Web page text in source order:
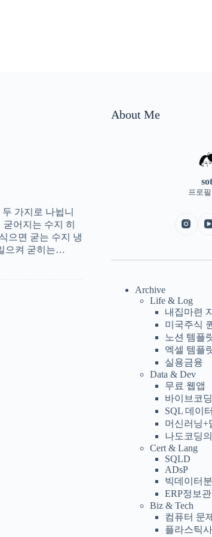
가지로 나뉩니
어지는 수지 히
으면 굳는 수지 냉
으켜 굳히는…
About Me
프로
Archive
Life & Log
내집마련
미국주식
노션 템플
엑셀 템플
실용금융
Data & Dev
무료 웹앱
바이브코딩
SQL 데이
머신러닝+
나도코딩
Cert & Lang
SQLD
ADsP
빅데이터
ERP정보
Biz & Tech
컴퓨터 문
플라스틱